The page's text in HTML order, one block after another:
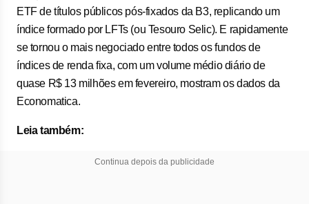
ETF de títulos públicos pós-fixados da B3, replicando um
índice formado por LFTs (ou Tesouro Selic). E rapidamente
se tornou o mais negociado entre todos os fundos de
índices de renda fixa, com um volume médio diário de
quase R$ 13 milhões em fevereiro, mostram os dados da
Economatica.
Leia também:
Continua depois da publicidade